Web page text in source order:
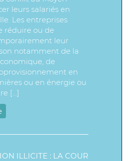
leurs salariés en
Les entreprises
réduire ou de
leur
notamment de la
de
en
ou en énergie ou
[…]
ILLICITE : LA COUR